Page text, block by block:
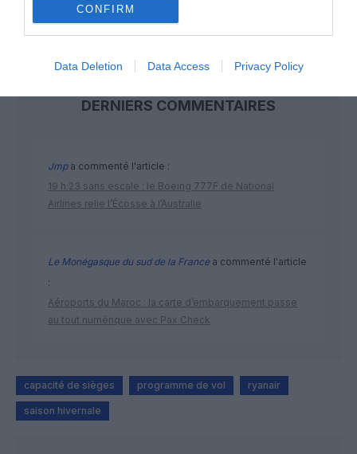
CONFIRM
Data Deletion Data Access Privacy Policy
DERNIERS COMMENTAIRES
Jmpa commenté l'article :
19 h 23 sans escale : le Boeing 777F de National
Airlines relie l’Écosse à l’Australie
Le Monégasque du sud de la Francea commenté l'article
:
Aéroports du Maroc : la carte d’embarquement passe
au tout numérique avec Pax Check
capacité de sièges programme de vol ryanair
saison hivernale